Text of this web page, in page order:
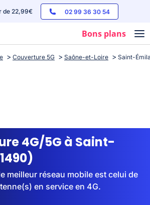
de 22,99€ 02 99 36 30 54
Bons plans
Couverture 5G Saône-et-Loire Saint-
4G/5G à Saint-
meilleur réseau mobile est celui de
en service en 4G.